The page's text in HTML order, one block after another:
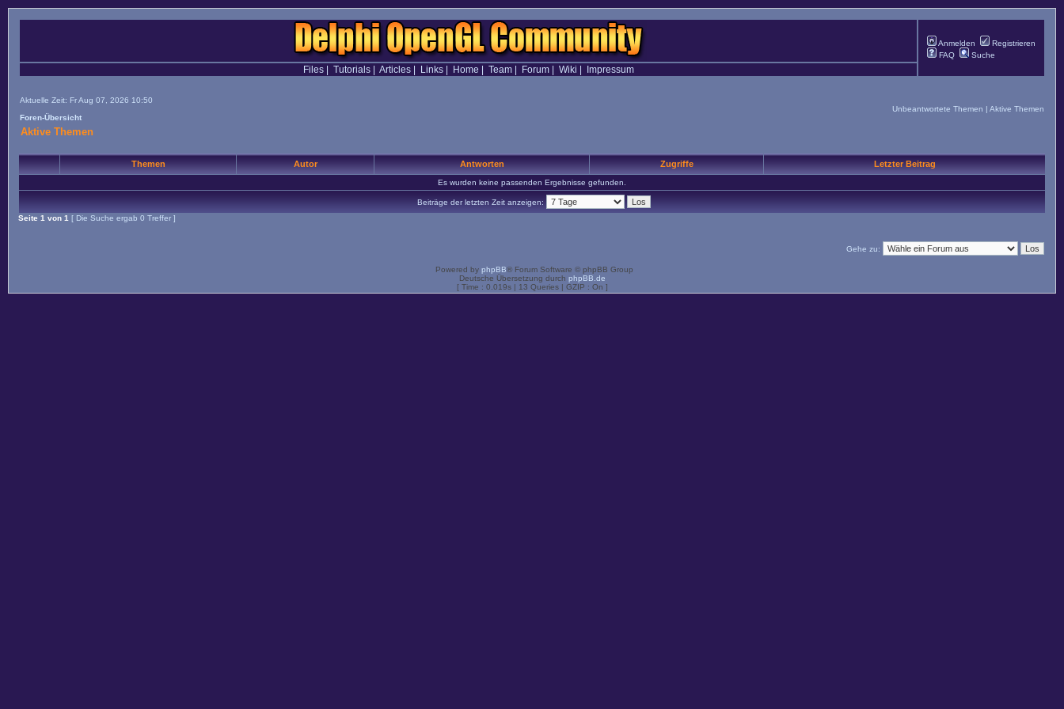
Anmelden
Registrieren
FAQ
Suche
Files| Tutorials| Articles| Links| Home Team| Forum| Wiki Impressum
Aktuelle Zeit: Fr Aug 07, 2026 10:50
Foren-Übersicht
Unbeantwortete Themen | Aktive Themen
Aktive Themen
Themen Autor Antworten Zugriffe Letzter Beitrag
Es wurden keine passenden Ergebnisse gefunden.
Beiträge der letzten Zeit anzeigen:
Seite 1 von 1 [ Die Suche ergab 0 Treffer ]
Gehe zu:
Powered by phpBB® Forum Software © phpBB Group
Deutsche Übersetzung durch phpBB.de
[ Time : 0.019s | 13 Queries | GZIP : On ]